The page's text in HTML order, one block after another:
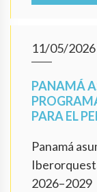
11/05/2026
PANAMÁ
PARA EL
Panamá
2026–2029